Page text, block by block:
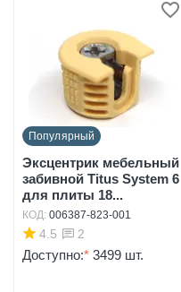
Популярный
Эксцентрик мебельный
забивной Titus System 6
для плиты 18...
КОД: 006387-823-001
4.5 2
Доступно:* 3499 шт.